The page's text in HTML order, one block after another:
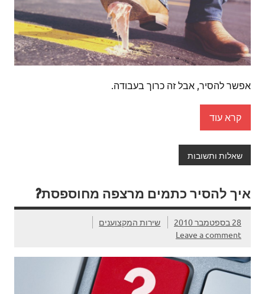
אפשר להסיר, אבל זה כרוך בעבודה.
קרא עוד
שאלות ותשובות
איך להסיר כתמים מרצפה מחוספסת?
28 בספטמבר 2010
שירות המקצוענים
Leave a comment